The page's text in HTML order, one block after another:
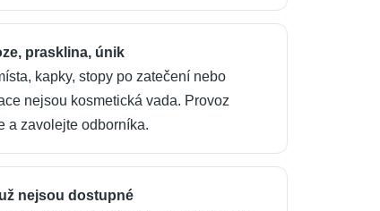
prasklina, únik
kapky, stopy po zatečení nebo
nejsou kosmetická vada. Provoz
a zavolejte odborníka.
nejsou dostupné